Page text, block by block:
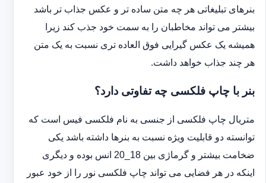
بنرهای تبلیغاتی هر چه متن ساده تر و عکس جذاب تر باشد
بیشتر می تواند مخاطبان را به سمت خود جذب کند زیرا
همیشه یک عکس گیرایی فوق العاده تری نسبت به یک متن
هر چند جذاب خواهد داشت.
بنر با چاپ فلکسی چه تفاوتی دارد؟
متریال چاپ فلکسی از جنسی به نام فلکسی فیس است که
توانسته دو قابلیت ویژه نسبت به بنرها داشته باشد یکی
ضخامت بیشتر و گرماژی بین 18_20 انس بوده و دیگری
اینکه در هر فضایی می تواند چاپ فلکسی نور را از خود عبور